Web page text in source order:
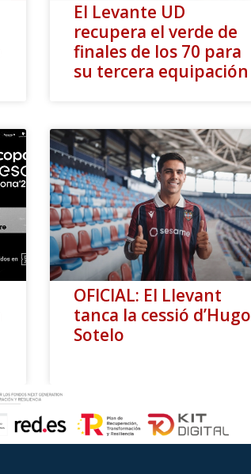
El Levante UD
recupera el verde de
finales de los 70 para
su tercera equipación
OFICIAL: El Llevant
tanca la cessió d’Hugo
Sotelo